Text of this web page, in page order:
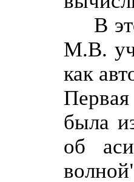
В
М.В.
как
была
об